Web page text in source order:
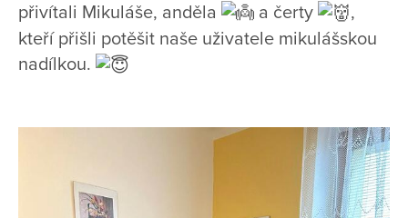
přivítali Mikuláše, anděla
a čerty
,
kteří přišli potěšit naše uživatele mikulášskou
nadílkou.